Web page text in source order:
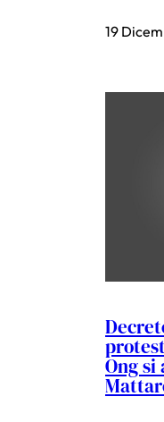
19
Ong si